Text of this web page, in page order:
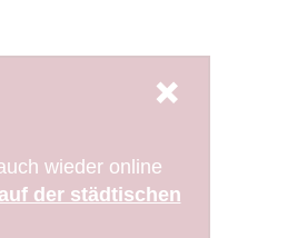
wieder online
der städtischen